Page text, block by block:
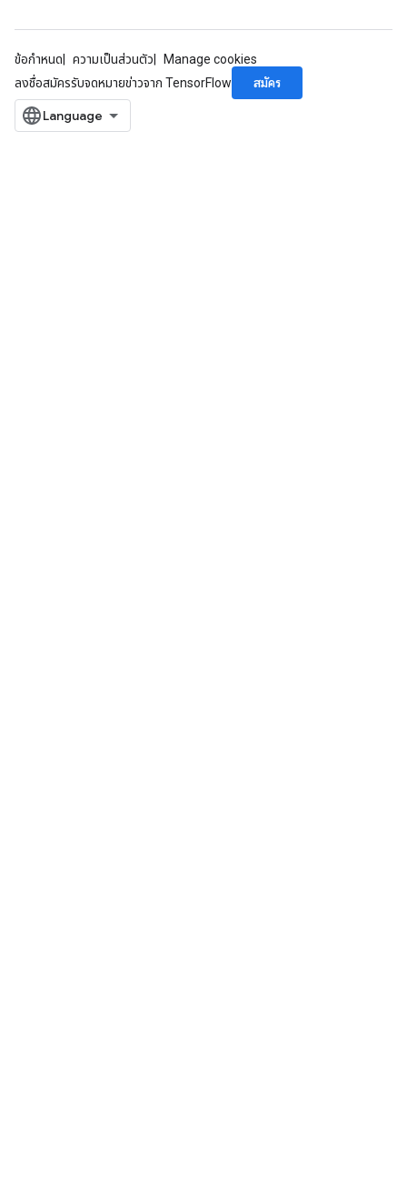
ข้อกำหนด ความเป็นส่วนตัว
Manage cookies
ลงชื่อสมัครรับจดหมายข่าวจาก TensorFlow
สมัคร